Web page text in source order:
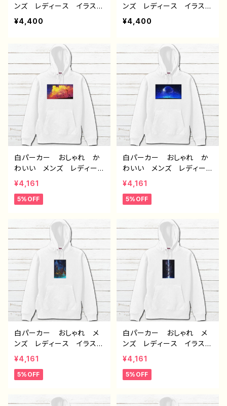
ンズ レディース イラス
ト 男の子 イケメン ショ
タ 少年 かわいい かっ
性的 おすすめ 人気 イ
ラストレーター 絵師 オ
リジナル デザイン グッ
ズ 片面印刷 タイトル：ハ
ムスター 作：風邪早僕（ぼ
¥4,400
ンズ レディース イラス
ト 男の子 イケメン ショ
タ 少年 かわいい かっ
性的 おすすめ 人気 イ
ラストレーター 絵師 オ
リジナル デザイン グッ
ズ 片面印刷 タイトル：病
弱天使蹴球部 作：風邪早
僕（ぼく）
¥4,400
白パーカー おしゃれ か
わいい メンズ レディー
ス イラスト 風景 綺
麗 景色 美しい エモ
い かっこいい おすす
トレーター クリエイター
絵師 オリジナル デザイ
ン グッズ タイトル：赤の
入道雲 作：J.タネダ F-5
¥4,161
5%OFF
白パーカー おしゃれ か
わいい メンズ レディー
ス イラスト 風景 綺
麗 景色 美しい エモ
い かっこいい おすす
トレーター クリエイター
絵師 オリジナル デザイ
ン グッズ タイトル：第２
の故郷 作：J.タネダ F-5
¥4,161
5%OFF
白パーカー おしゃれ メ
ンズ レディース イラス
ト 風景 綺麗 景色 美
しい エモい かっこい
い おすすめ 個性的 人
エイター 絵師 オリジナ
¥4,161
5%OFF
白パーカー おしゃれ メ
ンズ レディース イラス
ト 風景 綺麗 景色 美
しい エモい かっこい
い おすすめ 個性的 人
エイター 絵師 オリジナ
¥4,161
5%OFF